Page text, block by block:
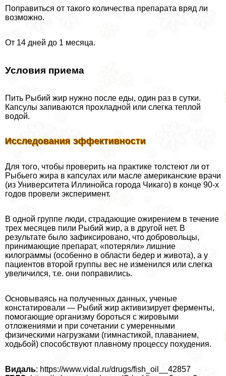
Поправиться от такого количества препарата вряд ли
возможно.
От 14 дней до 1 месяца.
Условия приема
Пить Рыбий жир нужно после еды, один раз в сутки.
Капсулы запиваются прохладной или слегка теплой
водой.
Исследования эффективности
Для того, чтобы проверить на пpaктике толстеют ли от
Рыбьего жира в капсулах или масле американские врачи
(из Университета Иллинойса города Чикаго) в конце 90-х
годов провели эксперимент.
В одной группе люди, страдающие ожирением в течение
трех месяцев пили Рыбий жир, а в другой нет. В
результате было зафиксировано, что добровольцы,
принимающие препарат, «потеряли» лишние
килограммы (особенно в области бедер и живота), а у
пациентов второй группы вес не изменился или слегка
увеличился, т.е. они поправились.
Основываясь на полученных данных, ученые
констатировали — Рыбий жир активизирует ферменты,
помогающие организму бороться с жировыми
отложениями и при сочетании с умеренными
физическими нагрузками (гимнастикой, плаванием,
ходьбой) способствуют плавному процессу похудения.
Видаль: https://www.vidal.ru/drugs/fish_oil__42857